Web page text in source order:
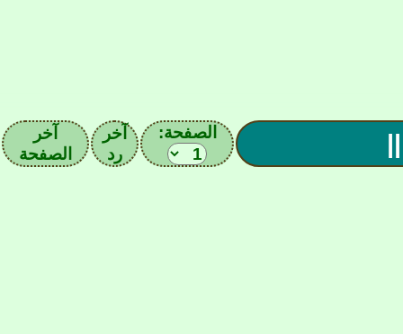
الصفحة:
آخر
رد
آخر
الصفحة